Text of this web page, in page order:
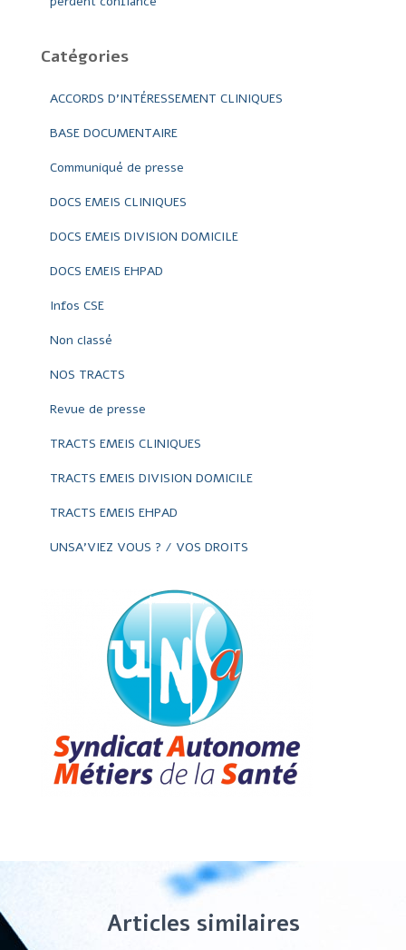
Catégories
ACCORDS D'INTÉRESSEMENT CLINIQUES
BASE DOCUMENTAIRE
Communiqué de presse
DOCS EMEIS CLINIQUES
DOCS EMEIS DIVISION DOMICILE
DOCS EMEIS EHPAD
Infos CSE
Non classé
NOS TRACTS
Revue de presse
TRACTS EMEIS CLINIQUES
TRACTS EMEIS DIVISION DOMICILE
TRACTS EMEIS EHPAD
UNSA'VIEZ VOUS ? / VOS DROITS
Articles similaires